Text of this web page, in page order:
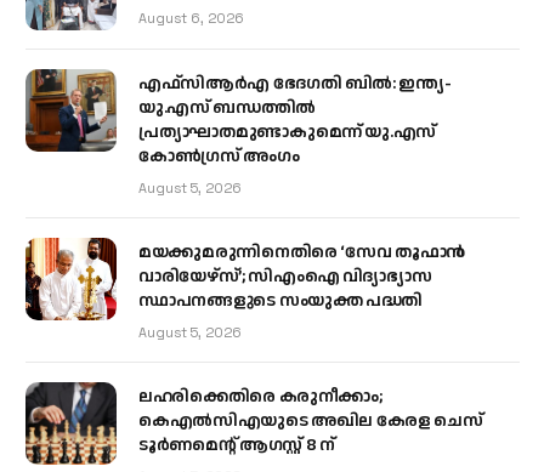
August 6, 2026
എഫ്‌സിആർഎ ഭേദഗതി ബിൽ: ഇന്ത്യ-
യു.എസ് ബന്ധത്തിൽ
പ്രത്യാഘാതമുണ്ടാകുമെന്ന് യു.എസ്
കോൺഗ്രസ് അംഗം
August 5, 2026
മയക്കുമരുന്നിനെതിരെ ‘സേവ തൂഫാൻ
വാരിയേഴ്‌സ്’; സിഎംഐ വിദ്യാഭ്യാസ
സ്ഥാപനങ്ങളുടെ സംയുക്ത പദ്ധതി
August 5, 2026
ലഹരിക്കെതിരെ കരുനീക്കാം;
കെഎൽസിഎയുടെ അഖില കേരള ചെസ്
ടൂർണമെന്റ് ആഗസ്റ്റ് 8 ന്